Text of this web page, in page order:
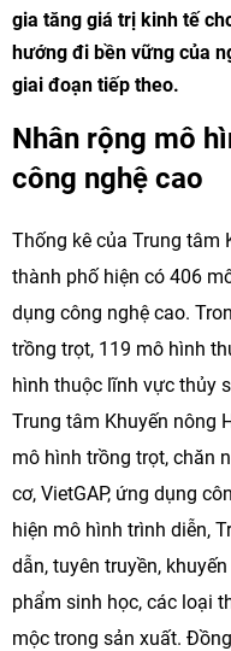
gia tăng giá trị kinh tế
hướng đi bền vững của
giai đoạn tiếp theo.
Nhân rộng mô
công nghệ cao
Thống kê của Trung tâm
thành phố hiện có 406
dụng công nghệ cao.
trồng trọt, 119 mô hình
hình thuộc lĩnh vực thủy
Trung tâm Khuyến nông
mô hình trồng trọt, chăn
cơ, VietGAP, ứng dụng
hiện mô hình trình diễn,
dẫn, tuyên truyền,
phẩm sinh học, các loại
mộc trong sản xuất.